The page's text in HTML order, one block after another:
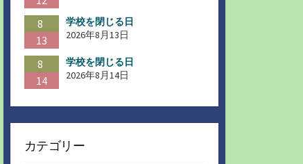
8
13
学校を閉じる日
2026年8月13日
8
14
学校を閉じる日
2026年8月14日
カテゴリー